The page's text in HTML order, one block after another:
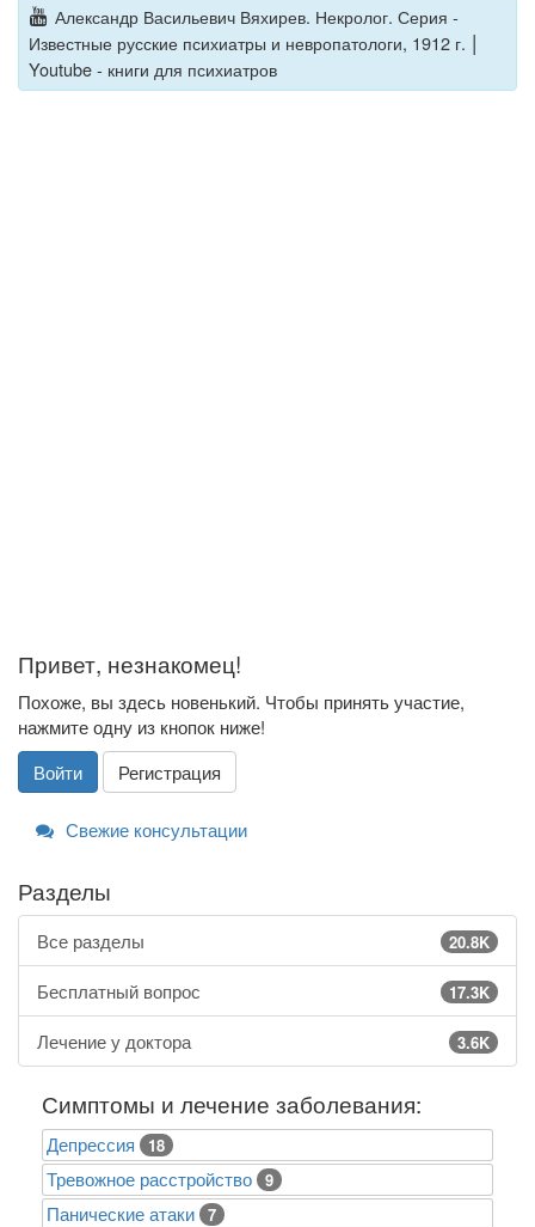
Александр Васильевич Вяхирев. Некролог. Серия -
Известные русские психиатры и невропатологи, 1912 г. |
Youtube - книги для психиатров
Привет, незнакомец!
Похоже, вы здесь новенький. Чтобы принять участие,
нажмите одну из кнопок ниже!
Войти
Регистрация
Свежие консультации
Разделы
Все разделы 20.8K
Бесплатный вопрос 17.3K
Лечение у доктора 3.6K
Симптомы и лечение заболевания:
Депрессия 18
Тревожное расстройство 9
Панические атаки 7